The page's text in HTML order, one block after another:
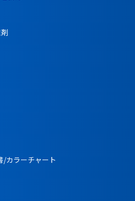
/カラーチャート